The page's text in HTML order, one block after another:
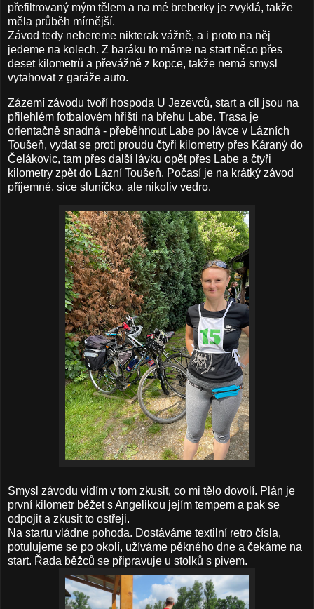
přefiltrovaný mým tělem a na mé breberky je zvyklá, takže
měla průběh mírnější.
Závod tedy nebereme nikterak vážně, a i proto na něj
jedeme na kolech. Z baráku to máme na start něco přes
deset kilometrů a převážně z kopce, takže nemá smysl
vytahovat z garáže auto.
Zázemí závodu tvoří hospoda U Jezevců, start a cíl jsou na
přilehlém fotbalovém hřišti na břehu Labe. Trasa je
orientačně snadná - přeběhnout Labe po lávce v Lázních
Toušeň, vydat se proti proudu čtyři kilometry přes Káraný do
Čelákovic, tam přes další lávku opět přes Labe a čtyři
kilometry zpět do Lázní Toušeň. Počasí je na krátký závod
příjemné, sice sluníčko, ale nikoliv vedro.
Smysl závodu vidím v tom zkusit, co mi tělo dovolí. Plán je
první kilometr běžet s Angelikou jejím tempem a pak se
odpojit a zkusit to ostřeji.
Na startu vládne pohoda. Dostáváme textilní retro čísla,
potulujeme se po okolí, užíváme pěkného dne a čekáme na
start. Řada běžců se připravuje u stolků s pivem.